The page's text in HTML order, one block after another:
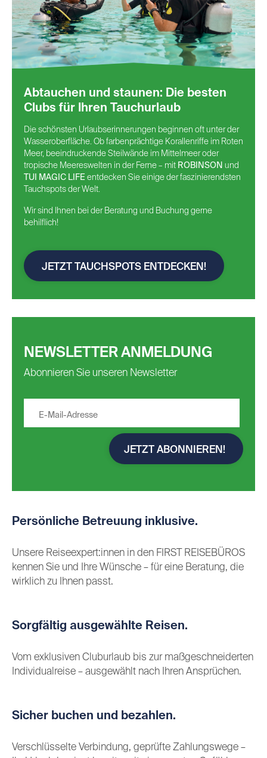
Abtauchen und staunen: Die besten
Clubs für Ihren Tauchurlaub
Die schönsten Urlaubserinnerungen beginnen oft unter der
Wasseroberfläche. Ob farbenprächtige Korallenriffe im Roten
Meer, beeindruckende Steilwände im Mittelmeer oder
tropische Meereswelten in der Ferne – mit ROBINSON und
TUI MAGIC LIFE entdecken Sie einige der faszinierendsten
Tauchspots der Welt.
Wir sind Ihnen bei der Beratung und Buchung gerne
behilflich!
JETZT TAUCHSPOTS ENTDECKEN!
NEWSLETTER ANMELDUNG
Abonnieren Sie unseren Newsletter
JETZT ABONNIEREN!
Persönliche Betreuung inklusive.
Unsere Reiseexpert:innen in den FIRST REISEBÜROS
kennen Sie und Ihre Wünsche – für eine Beratung, die
wirklich zu Ihnen passt.
Sorgfältig ausgewählte Reisen.
Vom exklusiven Cluburlaub bis zur maßgeschneiderten
Individualreise – ausgewählt nach Ihren Ansprüchen.
Sicher buchen und bezahlen.
Verschlüsselte Verbindung, geprüfte Zahlungswege –